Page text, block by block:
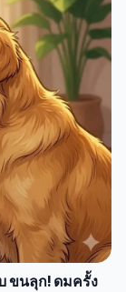
ขนลุก! ดมครั้ง